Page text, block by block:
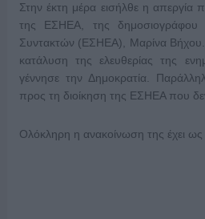
Στην έκτη μέρα εισήλθε η απεργία
της ΕΣΗΕΑ, της
Συντακτών (ΕΣΗΕΑ), Μαρίνα Βήχου.
κατάλυση της ελευθερίας της
γέννησε την Δημοκρατία.
προς τη διοίκηση της ΕΣΗΕΑ που
Ολόκληρη η ανακοίνωση της έχει ως